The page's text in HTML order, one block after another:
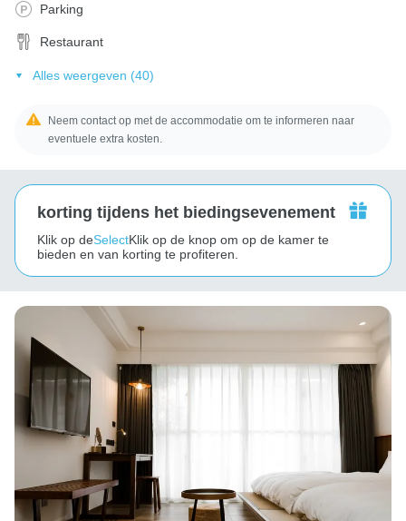
Parking
Restaurant
Alles weergeven (40)
Neem contact op met de accommodatie om te informeren naar
eventuele extra kosten.
korting tijdens het biedingsevenement
Klik op deSelectKlik op de knop om op de kamer te
bieden en van korting te profiteren.